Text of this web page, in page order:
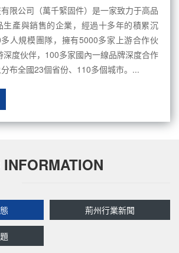
限公司（萬千緊固件）是一家致力于高品
生產與銷售的企業，經過十多年的積累沉
人規模團隊，擁有5000多家上游合作伙
度伙伴，100多家國內一線品牌深度合作
布全國23個省份、110多個城市。...
荊州行業新聞